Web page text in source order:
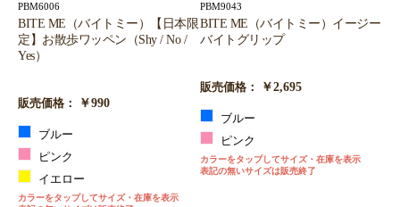
PBM6006
BITE ME（バイトミー）【日本限
定】お散歩ワッペン（Shy / No /
Yes）
販売価格： ￥990
ブルー
ピンク
イエロー
カラーをタップしてサイズ・在庫を表示
PBM9043
BITE ME（バイトミー）イージー
バイトグリップ
販売価格： ￥2,695
ブルー
ピンク
カラーをタップしてサイズ・在庫を表示
表記の無いサイズは販売終了